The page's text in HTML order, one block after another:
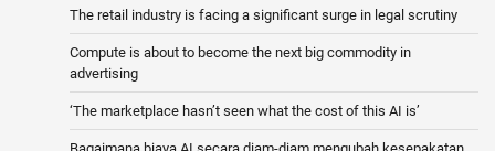
The retail industry is facing a significant surge in legal scrutiny
Compute is about to become the next big commodity in
advertising
‘The marketplace hasn’t seen what the cost of this AI is’